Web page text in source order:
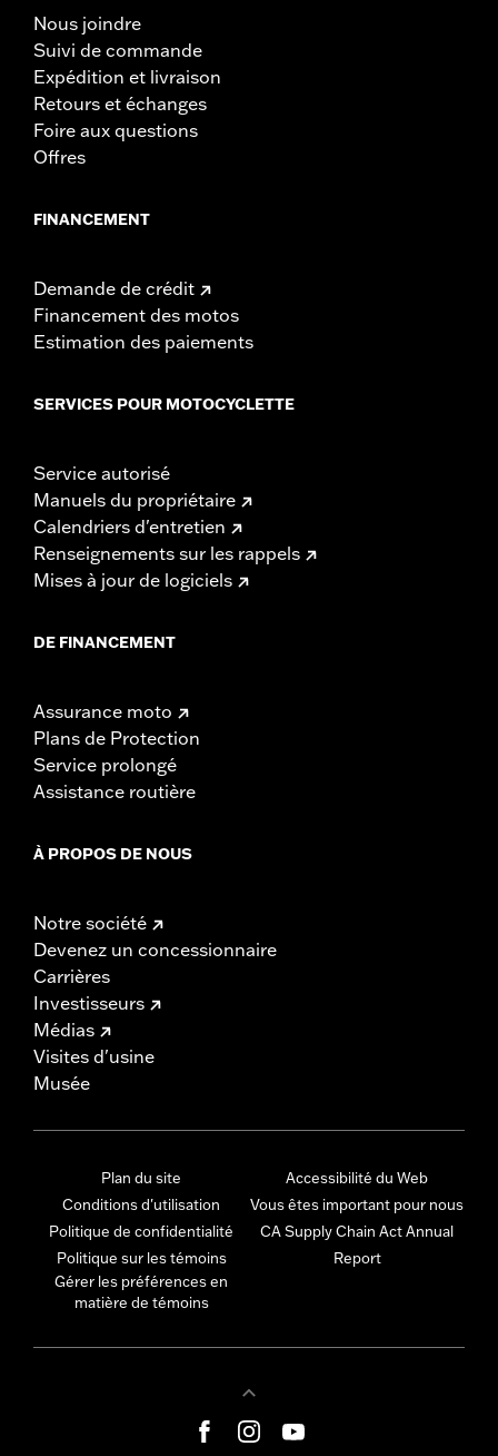
Nous joindre
Suivi de commande
Expédition et livraison
Retours et échanges
Foire aux questions
Offres
FINANCEMENT
Demande de crédit
Financement des motos
Estimation des paiements
SERVICES POUR MOTOCYCLETTE
Service autorisé
Manuels du propriétaire
Calendriers d'entretien
Renseignements sur les rappels
Mises à jour de logiciels
DE FINANCEMENT
Assurance moto
Plans de Protection
Service prolongé
Assistance routière
À PROPOS DE NOUS
Notre société
Devenez un concessionnaire
Carrières
Investisseurs
Médias
Visites d'usine
Musée
Plan du site
Conditions d'utilisation
Politique de confidentialité
Politique sur les témoins
Gérer les préférences en
matière de témoins
Accessibilité du Web
Vous êtes important pour nous
CA Supply Chain Act Annual
Report